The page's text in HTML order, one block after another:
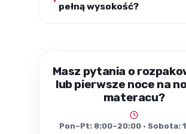
pełną wysokość?
Masz pytania o
lub pierwsze noce na
materacu?
Pon–Pt: 8:00–20:00 · Sobota: